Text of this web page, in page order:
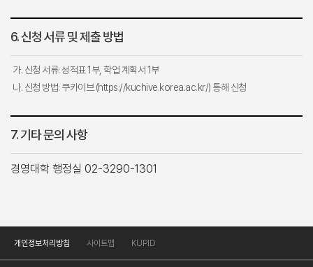
6. 신청 서류 및 제출 방법
가. 신청 서류: 성적표 1부, 학업 계획서 1부
나. 신청 방법: 쿠카이브 (https://kuchive.korea.ac.kr/) 통해 신청
7. 기타 문의 사항
경영대학 행정실 02-3290-1301
개인정보처리방침 사이트맵 KUPID